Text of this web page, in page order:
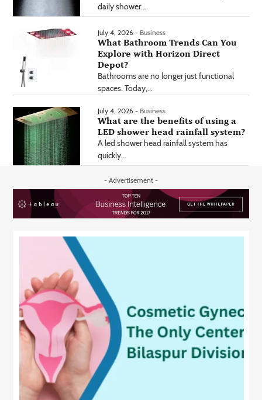
daily shower...
July 4, 2026 - Business
What Bathroom Trends Can You
Explore with Horizon Direct
Depot?
Bathrooms are no longer just functional
spaces. Today,...
July 4, 2026 - Business
What are the benefits of using a
LED shower head rainfall system?
A led shower head rainfall system has
quickly...
- Advertisement -